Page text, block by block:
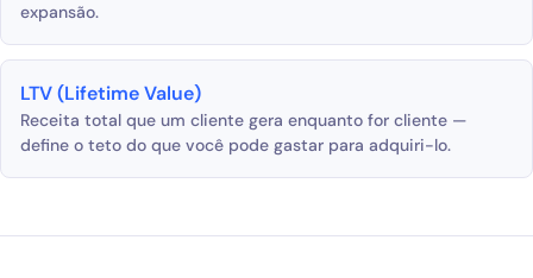
expansão.
LTV (Lifetime Value)
Receita total que um cliente gera enquanto for cliente —
define o teto do que você pode gastar para adquiri-lo.